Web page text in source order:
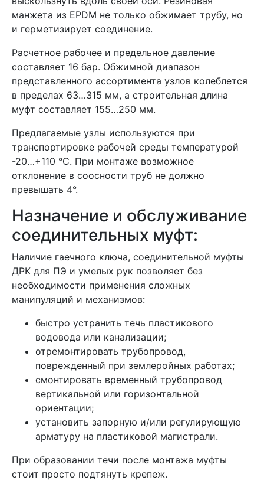
манжета из EPDM не только обжимает трубу, но
и герметизирует соединение.
Расчетное рабочее и предельное давление
составляет 16 бар. Обжимной диапазон
представленного ассортимента узлов колеблется
в пределах 63…315 мм, а строительная длина
муфт составляет 155…250 мм.
Предлагаемые узлы используются при
транспортировке рабочей среды температурой
-20…+110 °C. При монтаже возможное
отклонение в соосности труб не должно
превышать 4°.
Назначение и обслуживание
соединительных муфт:
Наличие гаечного ключа, соединительной муфты
ДРК для ПЭ и умелых рук позволяет без
необходимости применения сложных
манипуляций и механизмов:
быстро устранить течь пластикового
водовода или канализации;
отремонтировать трубопровод,
поврежденный при землеройных работах;
смонтировать временный трубопровод
вертикальной или горизонтальной
ориентации;
установить запорную и/или регулирующую
арматуру на пластиковой магистрали.
При образовании течи после монтажа муфты
стоит просто подтянуть крепеж.